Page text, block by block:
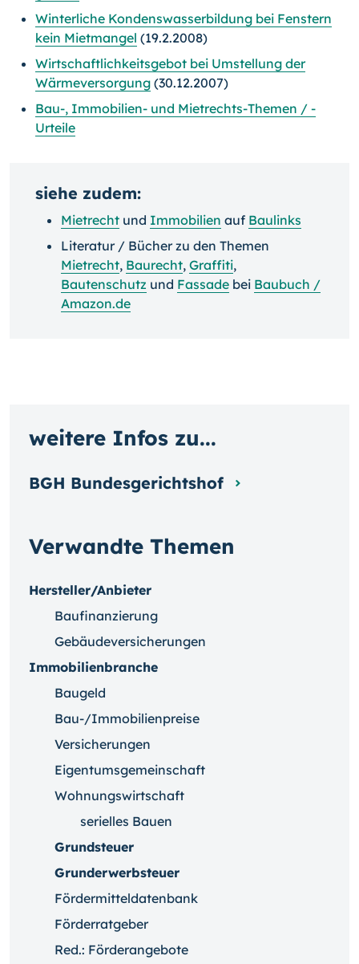
Winterliche Kondenswasserbildung bei Fenstern
kein Mietmangel (19.2.2008)
Wirtschaftlichkeitsgebot bei Umstellung der
Wärmeversorgung (30.12.2007)
Bau-, Immobilien- und Mietrechts-Themen / -
Urteile
siehe zudem:
Mietrecht und Immobilien auf Baulinks
Literatur / Bücher zu den Themen
Mietrecht, Baurecht, Graffiti,
Bautenschutz und Fassade bei Baubuch /
Amazon.de
Verwandte Themen
Hersteller/Anbieter
Baufinanzierung
Gebäudeversicherungen
Immobilienbranche
Baugeld
Bau-/Immobilienpreise
Versicherungen
Eigentumsgemeinschaft
Wohnungswirtschaft
serielles Bauen
Grundsteuer
Grunderwerbsteuer
Fördermitteldatenbank
Förderratgeber
Red.: Förderangebote
weitere Infos zu...
BGH Bundesgerichtshof